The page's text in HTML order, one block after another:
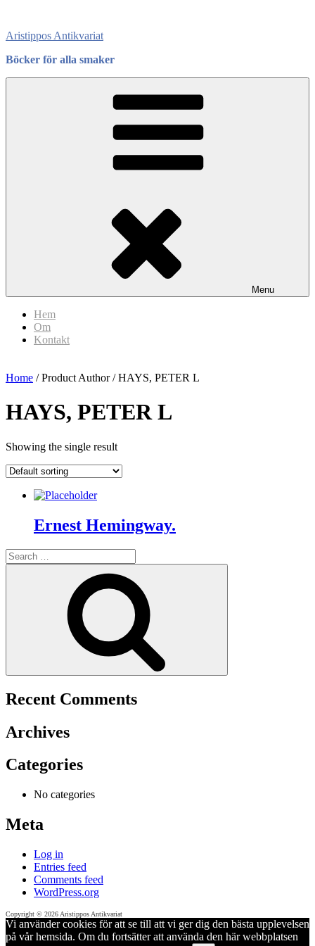
content
Aristippos Antikvariat
Böcker för alla smaker
Menu
Hem
Om
Kontakt
Home / Product Author / HAYS, PETER L
HAYS, PETER L
Showing the single result
Ernest Hemingway.
Search
for:
Recent Comments
Archives
Categories
No categories
Meta
Log in
Entries feed
Comments feed
WordPress.org
Copyright © 2026 Aristippos Antikvariat
Vi använder cookies för att se till att vi ger dig den bästa upplevelsen
på vår hemsida. Om du fortsätter att använda den här webbplatsen